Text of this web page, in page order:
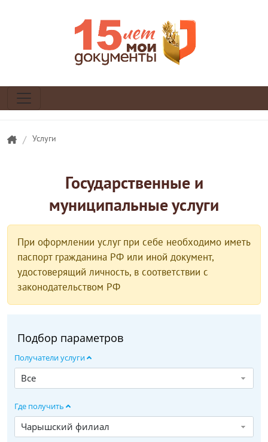
/ Услуги
Государственные и
муниципальные услуги
При оформлении услуг при себе необходимо иметь
паспорт гражданина РФ или иной документ,
удостоверящий личность, в соответствии с
законодательством РФ
Подбор параметров
Получатели услуги
Все
Где получить
Чарышский филиал